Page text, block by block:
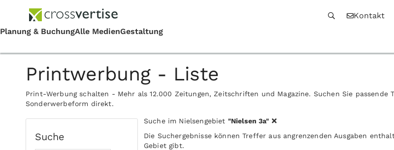
Kontakt
Printwerbung - Liste
Print-Werbung schalten - Mehr als 12.000 Zeitungen, Zeitschriften und Magazine. Suchen Sie passende
Sonderwerbeform direkt.
Suche
Suche im Nielsengebiet "Nielsen 3a"
Die Suchergebnisse können Treffer aus angrenzenden Ausgaben
Gebiet gibt.